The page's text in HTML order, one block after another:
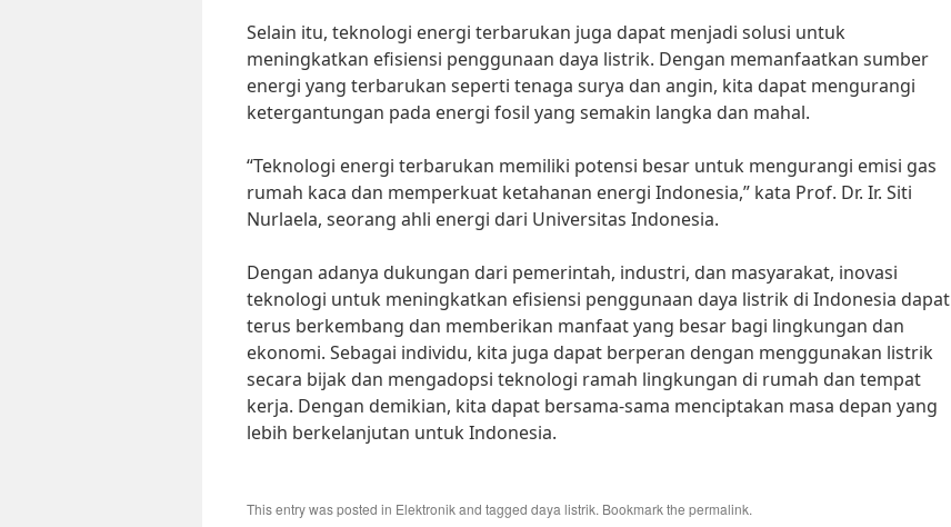
Selain itu, teknologi energi terbarukan juga dapat menjadi solusi untuk
meningkatkan efisiensi penggunaan daya listrik. Dengan memanfaatkan sumber
energi yang terbarukan seperti tenaga surya dan angin, kita dapat mengurangi
ketergantungan pada energi fosil yang semakin langka dan mahal.
“Teknologi energi terbarukan memiliki potensi besar untuk mengurangi emisi gas
rumah kaca dan memperkuat ketahanan energi Indonesia,” kata Prof. Dr. Ir. Siti
Nurlaela, seorang ahli energi dari Universitas Indonesia.
Dengan adanya dukungan dari pemerintah, industri, dan masyarakat, inovasi
teknologi untuk meningkatkan efisiensi penggunaan daya listrik di Indonesia dapat
terus berkembang dan memberikan manfaat yang besar bagi lingkungan dan
ekonomi. Sebagai individu, kita juga dapat berperan dengan menggunakan listrik
secara bijak dan mengadopsi teknologi ramah lingkungan di rumah dan tempat
kerja. Dengan demikian, kita dapat bersama-sama menciptakan masa depan yang
lebih berkelanjutan untuk Indonesia.
This entry was posted in Elektronikand tagged daya listrik. Bookmark the permalink.